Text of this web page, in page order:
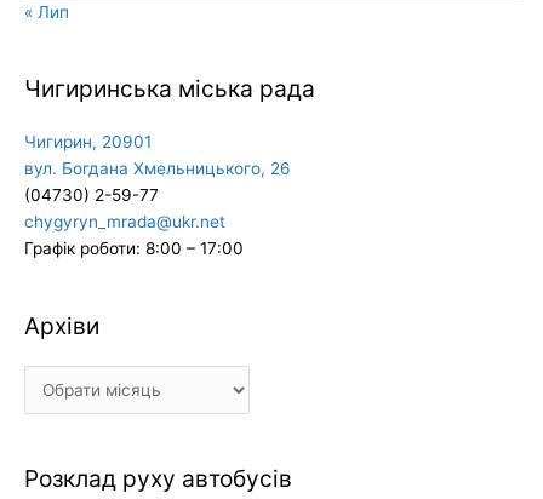
« Лип
Чигиринська міська рада
Чигирин, 20901
вул. Богдана Хмельницького, 26
(04730) 2-59-77
chygyryn_mrada@ukr.net
Графік роботи: 8:00 – 17:00
Архіви
Архіви
Розклад руху автобусів